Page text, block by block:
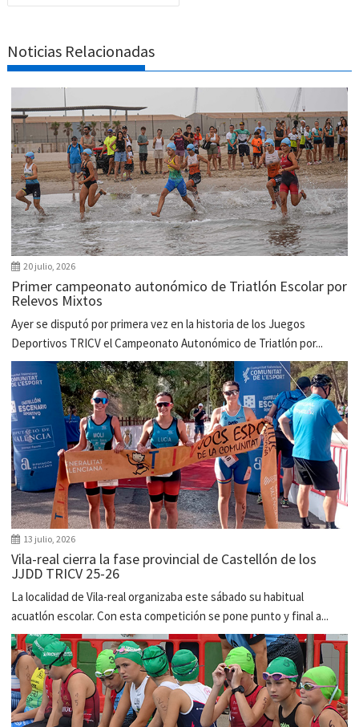
Noticias Relacionadas
20 julio, 2026
Primer campeonato autonómico de Triatlón Escolar por
Relevos Mixtos
Ayer se disputó por primera vez en la historia de los Juegos
Deportivos TRICV el Campeonato Autonómico de Triatlón por...
13 julio, 2026
Vila-real cierra la fase provincial de Castellón de los
JJDD TRICV 25-26
La localidad de Vila-real organizaba este sábado su habitual
acuatlón escolar. Con esta competición se pone punto y final a...